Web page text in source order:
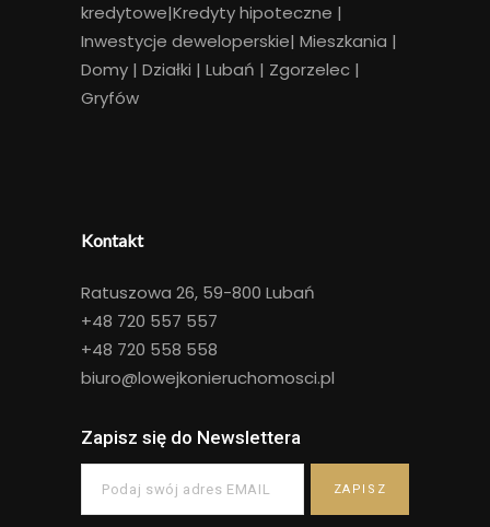
kredytowe|Kredyty hipoteczne |
Inwestycje deweloperskie| Mieszkania |
Domy | Działki | Lubań | Zgorzelec |
Gryfów
Kontakt
Ratuszowa 26, 59-800 Lubań
+48 720 557 557
+48 720 558 558
biuro@lowejkonieruchomosci.pl
Zapisz się do Newslettera